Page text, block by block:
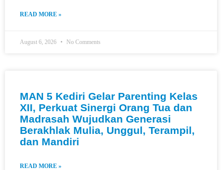
READ MORE »
August 6, 2026 No Comments
MAN 5 Kediri Gelar Parenting Kelas
XII, Perkuat Sinergi Orang Tua dan
Madrasah Wujudkan Generasi
Berakhlak Mulia, Unggul, Terampil,
dan Mandiri
READ MORE »